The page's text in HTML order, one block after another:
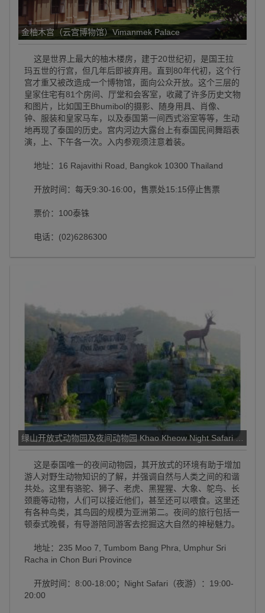
金柚木宫（云宫博物馆）Vimanmek Palace
这是世界上最大的柚木楼房，建于20世纪初，是国王拉
玛五世的行宫，但几年后即被弃用。直到80年代初，这个行
宫才重又被改造成一个博物馆，面向公众开放。这个三层的
皇家住宅有81个房间、厅堂和会客室，收藏了许多历史文物
和图片，比如国王Bhumibol的摄影、随身用具、肖像、
钟、服装和皇家马车，以及泰国第一间西式浴室等等，生动
地再现了泰国的历史。宫内河边大露台上有泰国民间舞蹈表
演，上、下午各一次。入内参观须注意着装。
地址：16 Rajavithi Road, Bangkok 10300 Thailand
开放时间：每天9:30-16:00，售票处15:15停止售票
票价：100泰铢
电话：(02)6286300
绿山开放式动物园及夜间动物园 Khao Kheow Night Safari &
这是泰国唯一的夜间动物园，其开放式的环境有助于增加
游人对野生动物知识的了解，并强调自然与人类之间的和谐
共处。这里有骆驼、狮子、老虎、黑猩猩、大象、鸵鸟、长
颈鹿等动物，人们可以接近他们，甚至还可以喂食。这里还
有各种鸟类，其鸟园的规模为亚洲第二。夜间的旅行包括一
顿泰式晚餐，有导游陪同游客去挖掘这大自然的神秘魅力。
地址：235 Moo 7, Tumbom Bang Phra, Umphur Sri
Racha in Chon Buri Province
开放时间：8:00-18:00；Night Safari（夜游）：19:00-
20:00